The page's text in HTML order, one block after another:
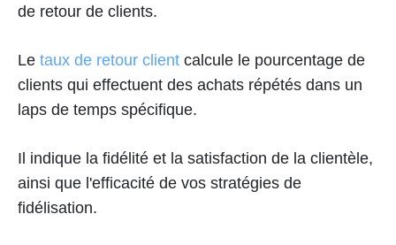
de retour de clients.
Le taux de retour client calcule le pourcentage de
clients qui effectuent des achats répétés dans un
laps de temps spécifique.
Il indique la fidélité et la satisfaction de la clientèle,
ainsi que l'efficacité de vos stratégies de
fidélisation.